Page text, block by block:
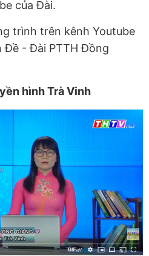
của Đài.
trình trên kênh Youtube
Đề - Đài PTTH Đồng
hình Trà Vinh